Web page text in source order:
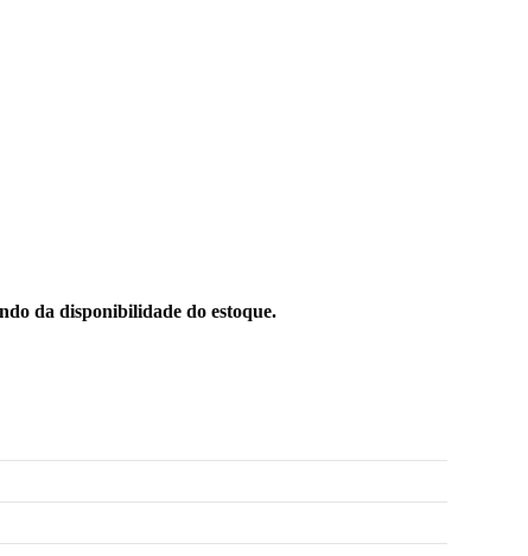
da disponibilidade do estoque.